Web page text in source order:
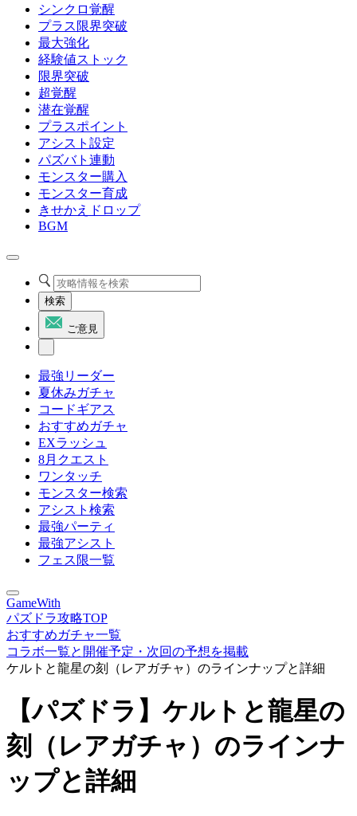
シンクロ覚醒
プラス限界突破
最大強化
経験値ストック
限界突破
超覚醒
潜在覚醒
プラスポイント
アシスト設定
パズバト連動
モンスター購入
モンスター育成
きせかえドロップ
BGM
検索
ご意見
最強リーダー
夏休みガチャ
コードギアス
おすすめガチャ
EXラッシュ
8月クエスト
ワンタッチ
モンスター検索
アシスト検索
最強パーティ
最強アシスト
フェス限一覧
GameWith
パズドラ攻略TOP
おすすめガチャ一覧
コラボ一覧と開催予定・次回の予想を掲載
ケルトと龍星の刻（レアガチャ）のラインナップと詳細
【パズドラ】ケルトと龍星の
刻（レアガチャ）のラインナ
ップと詳細